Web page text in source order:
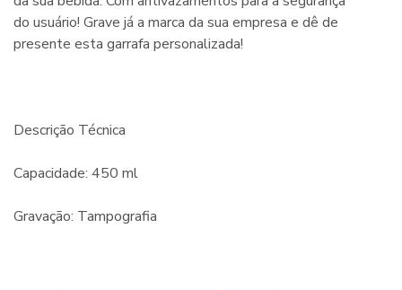
do usuário! Grave já a marca da sua empresa e dê de
presente esta garrafa personalizada!
Descrição Técnica
Capacidade: 450 ml
Gravação: Tampografia